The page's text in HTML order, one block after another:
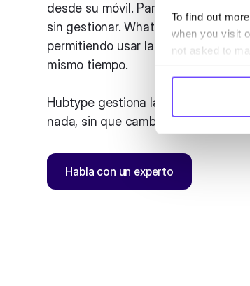
To find out
when you visit
not asked to
desde su móvil. Para evitarlo,
sin gestionar. WhatsApp
permitiendo usar la app de Business
mismo tiempo.
Hubtype gestiona la activación
nada, sin que cambie su forma de
Habla con un experto